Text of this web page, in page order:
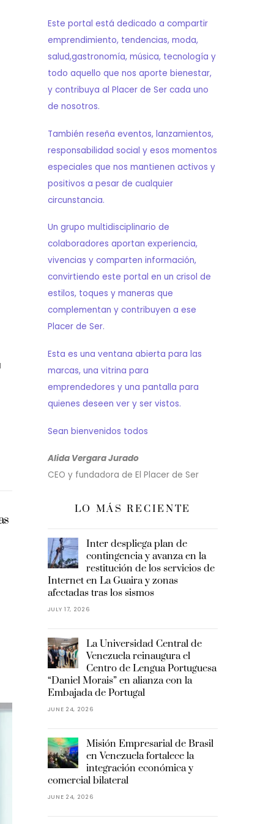
Este portal está dedicado a compartir
emprendimiento, tendencias, moda,
salud,gastronomía, música, tecnología y
todo aquello que nos aporte bienestar,
y contribuya al Placer de Ser cada uno
de nosotros.
También reseña eventos, lanzamientos,
responsabilidad social y esos momentos
especiales que nos mantienen activos y
positivos a pesar de cualquier
circunstancia.
Un grupo multidisciplinario de
colaboradores aportan experiencia,
vivencias y comparten información,
convirtiendo este portal en un crisol de
estilos, toques y maneras que
complementan y contribuyen a ese
Placer de Ser.
Esta es una ventana abierta para las
marcas, una vitrina para
emprendedores y una pantalla para
quienes deseen ver y ser vistos.
Sean bienvenidos todos
Alida Vergara Jurado
CEO y fundadora de El Placer de Ser
LO MÁS RECIENTE
Inter despliega plan de
contingencia y avanza en la
restitución de los servicios de
Internet en La Guaira y zonas
afectadas tras los sismos
JULY 17, 2026
La Universidad Central de
Venezuela reinaugura el
Centro de Lengua Portuguesa
“Daniel Morais” en alianza con la
Embajada de Portugal
JUNE 24, 2026
Misión Empresarial de Brasil
en Venezuela fortalece la
integración económica y
comercial bilateral
JUNE 24, 2026